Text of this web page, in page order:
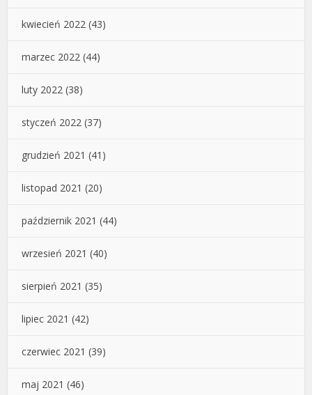
kwiecień 2022 (43)
marzec 2022 (44)
luty 2022 (38)
styczeń 2022 (37)
grudzień 2021 (41)
listopad 2021 (20)
październik 2021 (44)
wrzesień 2021 (40)
sierpień 2021 (35)
lipiec 2021 (42)
czerwiec 2021 (39)
maj 2021 (46)